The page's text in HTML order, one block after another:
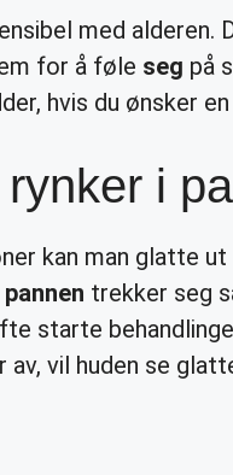
med alderen.
for å føle seg på
hvis du ønsker
i
kan man glatte ut
pannen trekker seg
starte
av, vil huden se